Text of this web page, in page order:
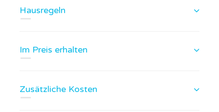
Hausregeln
Im Preis erhalten
Zusätzliche Kosten